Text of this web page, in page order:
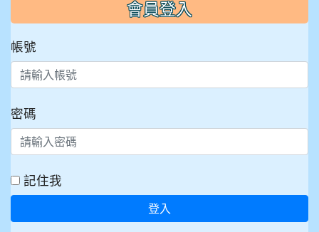
會員登入
帳號
密碼
記住我
登入